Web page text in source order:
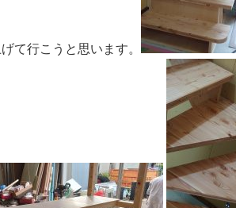
て行こうと思います。